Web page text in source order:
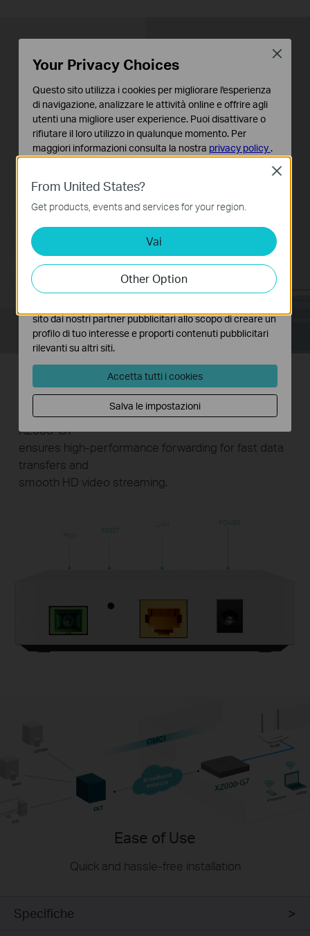
Fiber-to-the-Home Yours
TP-Link’s XZ000-G7 is a GPON (Gigabit Passive
OpticalNetwork) + EPON (Ethernet Passive Optical
Network) combo terminal,ideal for Fiber-to-the-
Home solution.
Gigabit Internet Access
With one PON port and one Gigabit Ethernet port,
XZ000-G7
ensures high-performance forwarding for fast data
transfers and
smooth HD video streaming.
PON
RESET
LAN POWER
Ease of Use
Quick and hassle-free installation
Specifiche
From United States?
Get products, events and services for your region.
Vai
Other Option
Close
Your Privacy Choices
Questo sito utilizza i cookies per migliorare l'esperienza
di navigazione, analizzare le attività online e offrire agli
utenti una migliore user experience. Puoi disattivare o
rifiutare il loro utilizzo in qualunque momento. Per
maggiori informazioni consulta la nostra privacy policy .
Questi cookies sono necessari per il corretto
funzionamento del sito e non possono essere disattivati
nel tuo sistema.
Analytics e Marketing Cookies
I cookies analitici ci permettono di analizzare le tue
attività sul nostro sito allo scopo di migliorarne le
funzionalità.
sito dai nostri partner pubblicitari allo scopo di creare un
profilo di tuo interesse e proporti contenuti pubblicitari
rilevanti su altri siti.
Accetta tutti i cookies
Salva le impostazioni
Close